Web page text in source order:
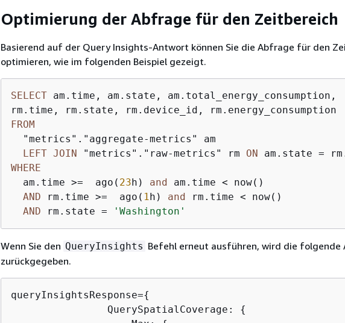
Optimierung der Abfrage für den Zeitbereich
Basierend auf der Query Insights-Antwort können Sie die Abfrage für den
optimieren, wie im folgenden Beispiel gezeigt.
SELECT am.time, am.state, am.total_energy_consumption,
FROM
  "metrics"."aggregate-metrics" am
LEFT JOIN "metrics"."raw-metrics" rm ON am.state =
WHERE
  am.time
>=
  ago(
23h) and am.time < now()
AND rm.time >=
  ago(
1h) and rm.time < now()
AND rm.state = 'Washington'
Wenn Sie den QueryInsights Befehl erneut ausführen, wird die folgende
zurückgegeben.
queryInsightsResponse={
                QuerySpatialCoverage:
{